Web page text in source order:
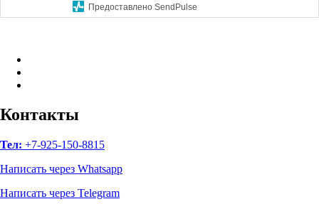
Предоставлено SendPulse
Сайт
психологов
Контакты
Тел: +7-925-150-8815
Написать через Whatsapp
Написать через Telegram